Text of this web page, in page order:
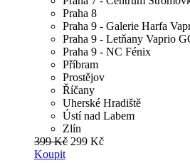
Praha 8
Praha 9 - Galerie Harfa
Praha 9 - Letňany Vaprio
Praha 9 - NC Fénix
Příbram
Prostějov
Říčany
Uherské Hradiště
Ústí nad Labem
Zlín
399 Kč 299 Kč
Koupit